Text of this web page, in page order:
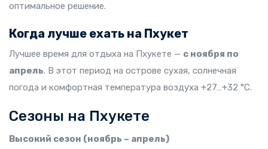
оптимальное решение.
Когда лучше ехать на Пхукет
Лучшее время для отдыха на Пхукете — с ноября по
апрель. В этот период на острове сухая, солнечная
погода и комфортная температура воздуха +27…+32 °C.
Сезоны на Пхукете
Высокий сезон (ноябрь – апрель)